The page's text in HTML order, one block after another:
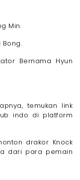
Min.
Bong.
Bernama Hyun
temukan link
indo di platform
drakor Knock
dari para pemain